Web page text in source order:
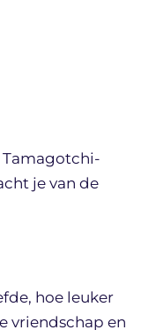
je van de
hoe leuker
vriendschap en